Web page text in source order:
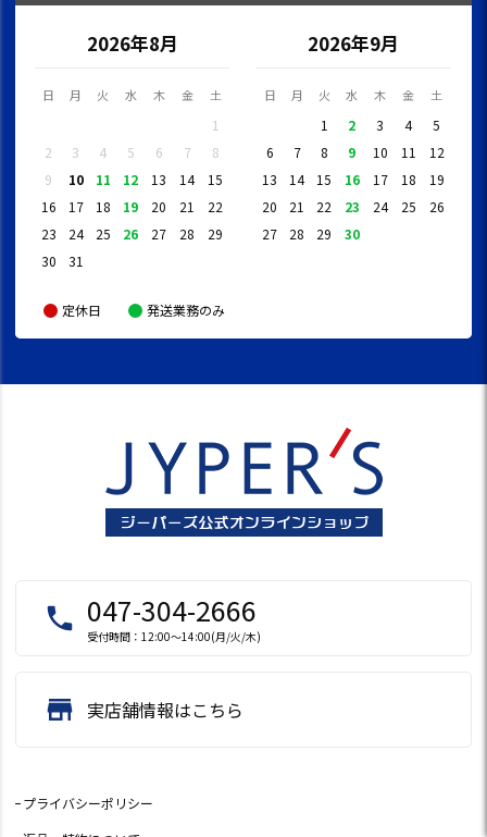
2026年8月
日 月 火 水 木 金 土
1
2
3 4 5 6 7
8
9
10 11 12 13 14
15
16
17 18 19 20 21
22
23
24 25 26 27 28
29
30
31
2026年9月
日 月 火 水 木 金 土
1 2 3 4
5
6
7 8 9 10 11
12
13
14 15 16 17 18
19
20
21 22 23 24 25
26
27
28 29 30
定休日 発送業務のみ
local_phone 047-304-2666
受付時間：12:00～14:00(月/火/木)
store 実店舗情報はこちら
プライバシーポリシー